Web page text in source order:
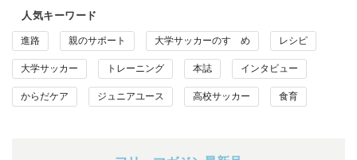
人気キーワード
進路 親のサポート 大学サッカーのすゝめ レシピ
大学サッカー トレーニング 本誌 インタビュー
からだケア ジュニアユース 高校サッカー 食育